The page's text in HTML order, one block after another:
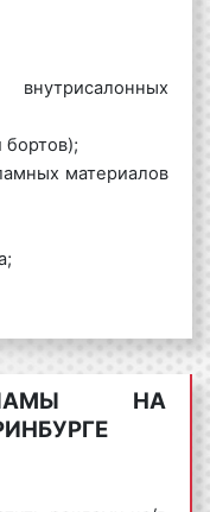
бортов);
материалов
Медиа Групп»
гибкие
троллейбусах в
выгодные
8 800 201-23-74
НА